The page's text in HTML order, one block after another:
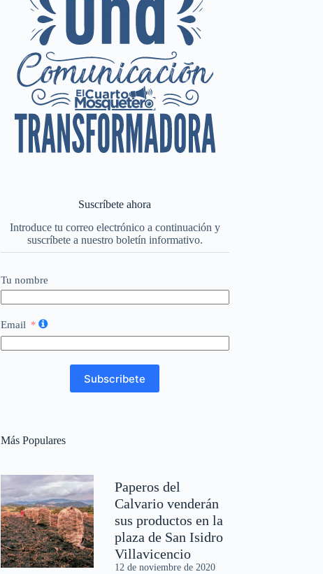
Suscríbete ahora
Introduce tu correo electrónico a continuación y
suscríbete a nuestro boletín informativo.
Tu nombre
Email
Subscribete
Más Populares
Paperos del
Calvario venderán
sus productos en la
plaza de San Isidro
Villavicencio
12 de noviembre de 2020